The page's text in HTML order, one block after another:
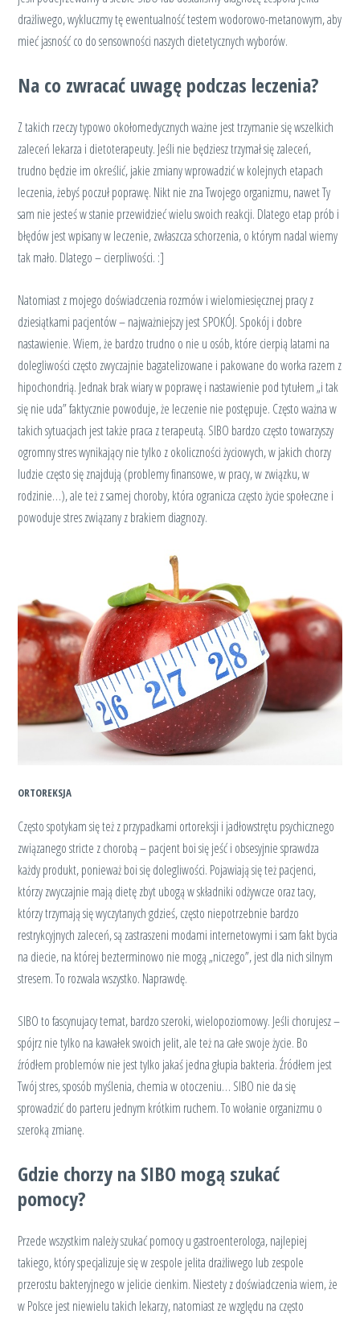
drażliwego, wykluczmy tę ewentualność testem wodorowo-metanowym, aby
mieć jasność co do sensowności naszych dietetycznych wyborów.
Na co zwracać uwagę podczas leczenia?
Z takich rzeczy typowo okołomedycznych ważne jest trzymanie się wszelkich
zaleceń lekarza i dietoterapeuty. Jeśli nie będziesz trzymał się zaleceń,
trudno będzie im określić, jakie zmiany wprowadzić w kolejnych etapach
leczenia, żebyś poczuł poprawę. Nikt nie zna Twojego organizmu, nawet Ty
sam nie jesteś w stanie przewidzieć wielu swoich reakcji. Dlatego etap prób i
błędów jest wpisany w leczenie, zwłaszcza schorzenia, o którym nadal wiemy
tak mało. Dlatego – cierpliwości. :]
Natomiast z mojego doświadczenia rozmów i wielomiesięcznej pracy z
dziesiątkami pacjentów – najważniejszy jest SPOKÓJ. Spokój i dobre
nastawienie. Wiem, że bardzo trudno o nie u osób, które cierpią latami na
dolegliwości często zwyczajnie bagatelizowane i pakowane do worka razem z
hipochondrią. Jednak brak wiary w poprawę i nastawienie pod tytułem „i tak
się nie uda” faktycznie powoduje, że leczenie nie postępuje. Często ważna w
takich sytuacjach jest także praca z terapeutą. SIBO bardzo często towarzyszy
ogromny stres wynikający nie tylko z okoliczności życiowych, w jakich chorzy
ludzie często się znajdują (problemy finansowe, w pracy, w związku, w
rodzinie…), ale też z samej choroby, która ogranicza często życie społeczne i
powoduje stres związany z brakiem diagnozy.
ORTOREKSJA
Często spotykam się też z przypadkami ortoreksji i jadłowstrętu psychicznego
związanego stricte z chorobą – pacjent boi się jeść i obsesyjnie sprawdza
każdy produkt, ponieważ boi się dolegliwości. Pojawiają się też pacjenci,
którzy zwyczajnie mają dietę zbyt ubogą w składniki odżywcze oraz tacy,
którzy trzymają się wyczytanych gdzieś, często niepotrzebnie bardzo
restrykcyjnych zaleceń, są zastraszeni modami internetowymi i sam fakt bycia
na diecie, na której bezterminowo nie mogą „niczego”, jest dla nich silnym
stresem. To rozwala wszystko. Naprawdę.
SIBO to fascynujacy temat, bardzo szeroki, wielopoziomowy. Jeśli chorujesz –
spójrz nie tylko na kawałek swoich jelit, ale też na całe swoje życie. Bo
źródłem problemów nie jest tylko jakaś jedna głupia bakteria. Źródłem jest
Twój stres, sposób myślenia, chemia w otoczeniu… SIBO nie da się
sprowadzić do parteru jednym krótkim ruchem. To wołanie organizmu o
szeroką zmianę.
Gdzie chorzy na SIBO mogą szukać
pomocy?
Przede wszystkim należy szukać pomocy u gastroenterologa, najlepiej
takiego, który specjalizuje się w zespole jelita drażliwego lub zespole
przerostu bakteryjnego w jelicie cienkim. Niestety z doświadczenia wiem, że
w Polsce jest niewielu takich lekarzy, natomiast ze względu na często